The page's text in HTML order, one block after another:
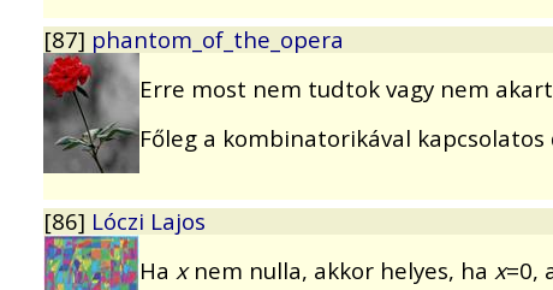
[87] phantom_of_the_opera
Erre most nem tudtok vagy nem
Főleg a kombinatorikával
[86] Lóczi Lajos
Ha xnem nulla, akkor helyes, ha x=0,